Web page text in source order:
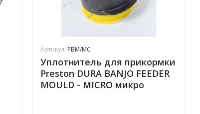
Артикул: PBM/MC
Уплотнитель для прикормки
Preston DURA BANJO FEEDER
MOULD - MICRO микро